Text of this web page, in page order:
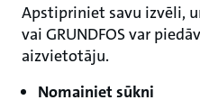
Apstipriniet savu izvēli,
vai GRUNDFOS var
aizvietotāju.
Nomainiet sūkni